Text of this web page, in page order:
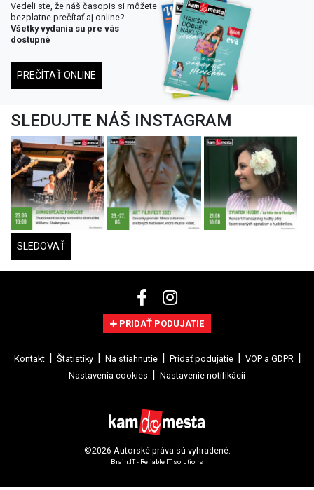
Vedeli ste, že náš časopis si môžete
bezplatne prečítať aj online?
Všetky vydania su pre vás
dostupné
PREČÍTAŤ ONLINE
SLEDUJTE NÁŠ INSTAGRAM
SLEDOVAŤ
PRIDAŤ PODUJATIE
Kontakt Štatistiky Na stiahnutie Pridať podujatie
VOP a GDPR
Nastavenia cookies
Nastavenie notifikácií
©2026 Autorské práva sú vyhradené.
Brain:IT - Reliable IT solutions